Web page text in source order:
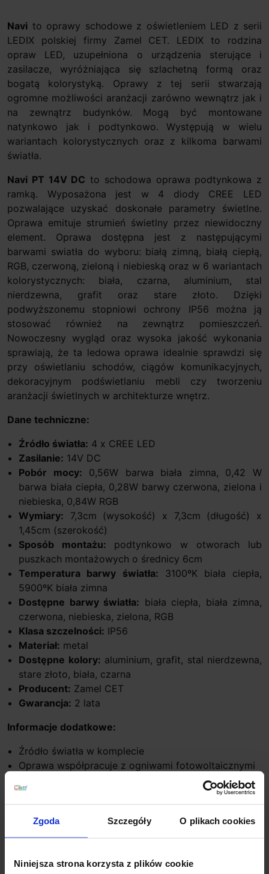
Zgoda Szczegóły O plikach cookies
Niniejsza strona korzysta z plików cookie
Navi to oprawy schodowe z oświetleniem LED z serii
LEDIX polskiej firmy Zamel CET. LEDIX to rodzina
opraw LED, uzupełniona o urządzenia sterujące i
zasilacze, wyróżniająca się szlachetną formą oraz
bogatą kolorystyką. Oprawy z tej serii stwarzają
ogromne możliwości aranżacji zarówno wewnątrz jak i
na zewnątrz budynków. Mogą być montowane
natynkowo jak i podtynkowo. Występują w wielu
wariantach kolorystycznych oraz z kilkoma barwami
światła.
Navi PT 14V DC to schodowa oprawa podtynkowa z
ramką. Wyposażona jest w 4 diody CREE LED
pozwalające uzyskać doskonałe parametry świetlne.
Oprawa emituje strumień świetlny przez niewidoczny
element. Oprawa dostępna jest z następującymi
barwami swiatła do wyboru: białą zimną, białą ciepłą,
RGB, czerwoną, zieloną i niebieską oraz w 6 wariantach
kolorystycznych: biała, czarna, aluminium, stal
nierdzewna, grafit oraz stare złoto. Dzięki
podwyższonemu stopniowi ochrony IP56 można ją
stosować również na zewnątrz pomieszczeń.
Nowoczesny wygląd oraz wysoka jakość wykonania
sprawiają, że ta ledowa oprawa idealnie sprawdzi się
przy oświetlaniu schodów, ciągów komunikacyjnych,
dekoracyjnym podświetlaniu mebli czy tworzeniu
aranżacji świetlnych w architekturze wnętrz.
Dane techniczne:
Źródło światła: 4 x CREE LED
Zasilanie: 14V DC
Pobór mocy: 0,56W barwa biała zimna, 0,42 W
barwa biała ciepła, 0,28W barwy czerwona, zielona i
niebieska, 0,84W RGB
Wymiary: 7,3cm (wysokość) x 7,3cm (długość) x
1,45cm (szerokość)
Sposób montażu: podtynkowo w otworach lub
puszkach montażowych o średnicy 6cm
Temperatura barwy światła: 3100ºK biała ciepła,
5900ºK biała zimna
Dostępne barwy światła: biała ciepła, biała zimna,
czerwona, niebieska, zielona, RGB
Klasa szczelności: IP56
Materiał: metal
Dostępne kolory: aluminium, grafit, stal nierdzewna,
stare złoto, biała, czarna
Producent: Zamel CET
Gwarancja: 2 lata
Informacje dodatkowe:
Źródło światła w komplecie
Oprawa współpracuje z ogniwami fotowoltaicznymi
Wbudowany układ stabilizujący prąd diod
Wersja RGB wymaga dodatkowo sterownika i pilota